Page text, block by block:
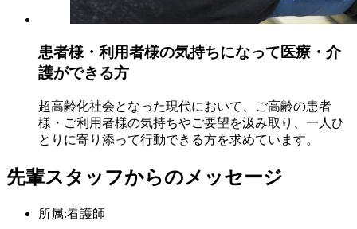
患者様・利用者様の気持ちになって医療・介
護ができる方
超高齢化社会となった現代において、ご高齢の患者
様・ご利用者様の気持ちやご要望を汲み取り、一人ひ
とりに寄り添って行動できる方を求めています。
先輩スタッフからのメッセージ
所属:看護師